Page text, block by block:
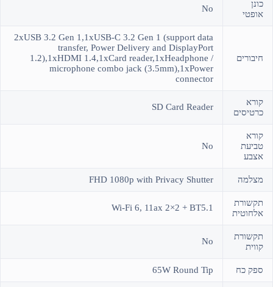
כונן
אופטי
No
חיבורים
2xUSB 3.2 Gen 1,1xUSB-C 3.2 Gen 1 (support data
transfer, Power Delivery and DisplayPort
1.2),1xHDMI 1.4,1xCard reader,1xHeadphone /
microphone combo jack (3.5mm),1xPower
connector
קורא
כרטיסים
SD Card Reader
קורא
טביעת
אצבע
No
מצלמה FHD 1080p with Privacy Shutter
תקשורת
אלחוטית
Wi-Fi 6, 11ax 2×2 + BT5.1
תקשורת
קווית
No
ספק כח 65W Round Tip